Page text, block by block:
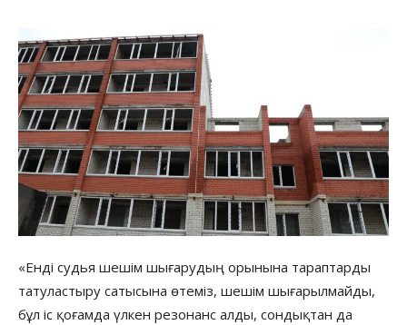
«Енді судья шешім шығарудың орынына тараптарды
татуластыру сатысына өтеміз, шешім шығарылмайды,
бұл іс қоғамда үлкен резонанс алды, сондықтан да